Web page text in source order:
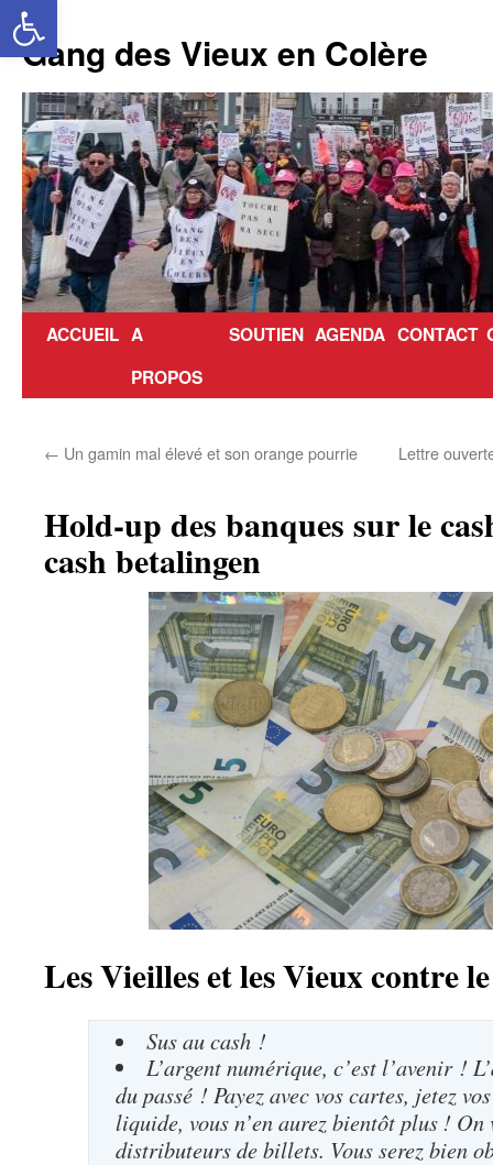
Aller
au
contenu
Gang des Vieux en Colère
ACCUEIL A
PROPOS
SOUTIEN AGENDA CONTACT
← Un gamin mal élevé et son orange pourrie Lettre
Hold-up des banques sur le
cash betalingen
Les Vieilles et les Vieux contre
Sus au cash !
L’argent numérique, c’est l’avenir !
du passé ! Payez avec vos cartes, jetez
liquide, vous n’en aurez bientôt plus ! On
distributeurs de billets. Vous serez bien